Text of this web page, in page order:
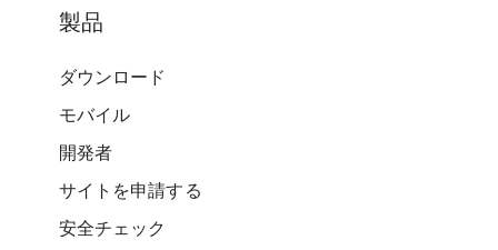
製品
ダウンロード
モバイル
開発者
サイトを申請する
安全チェック